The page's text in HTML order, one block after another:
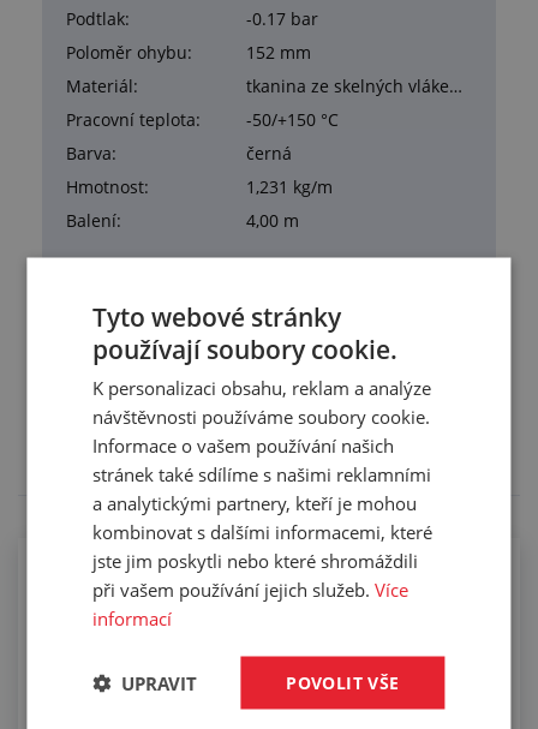
Podtlak:
-0.17 bar
Poloměr ohybu:
152 mm
Materiál:
tkanina ze skelných vláken potažená neoprenem
Pracovní teplota:
-50/+150 °C
Barva:
černá
Hmotnost:
1,231 kg/m
Balení:
4,00 m
Služby
Tento výrobek pro vás upravíme na míru. Konkrétní
specifikaci budete moci upřesnit v poznámce u
objednávky.
Manuální řezání hadic na požadovanou
délku
Tyto webové stránky
používají soubory cookie.
K personalizaci obsahu, reklam a analýze
návštěvnosti používáme soubory cookie.
Informace o vašem používání našich
stránek také sdílíme s našimi reklamními
a analytickými partnery, kteří je mohou
kombinovat s dalšími informacemi, které
jste jim poskytli nebo které shromáždili
při vašem používání jejich služeb.Více
informací
POVOLIT VŠE
UPRAVIT